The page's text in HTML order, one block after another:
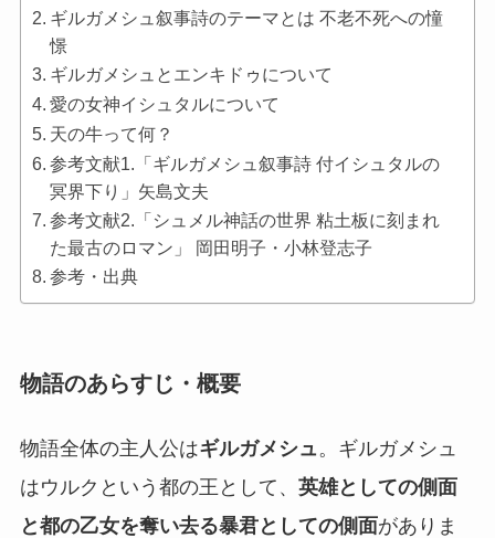
ギルガメシュ叙事詩のテーマとは 不老不死への憧
憬
ギルガメシュとエンキドゥについて
愛の女神イシュタルについて
天の牛って何？
参考文献1.「ギルガメシュ叙事詩 付イシュタルの
冥界下り」矢島文夫
参考文献2.「シュメル神話の世界 粘土板に刻まれ
た最古のロマン」 岡田明子・小林登志子
参考・出典
物語のあらすじ・概要
物語全体の主人公はギルガメシュ 。ギルガメシュ
はウルクという都の王として、 英雄としての側面
と都の乙女を奪い去る暴君としての側面がありま